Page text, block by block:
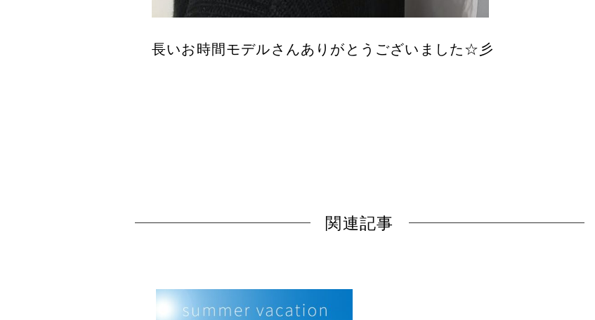
長いお時間モデルさんありがとうございました☆彡
関連記事